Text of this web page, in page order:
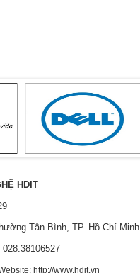
HDIT
Tân Bình, TP. Hồ Chí Minh
http://www.hdit.vn